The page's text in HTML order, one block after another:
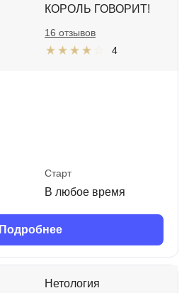
КОРОЛЬ ГОВОРИТ!
4
16 отзывов
Старт
В любое время
Подробнее
Нетология